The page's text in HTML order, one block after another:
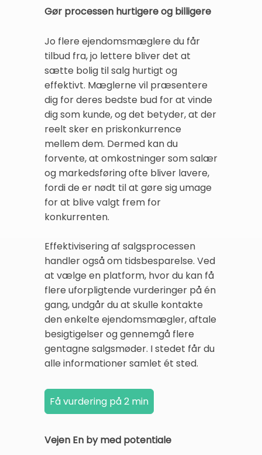
Gør processen hurtigere og billigere
Jo flere ejendomsmæglere du får
tilbud fra, jo lettere bliver det at
sætte bolig til salg hurtigt og
effektivt. Mæglerne vil præsentere
dig for deres bedste bud for at vinde
dig som kunde, og det betyder, at der
reelt sker en priskonkurrence
mellem dem. Dermed kan du
forvente, at omkostninger som salær
og markedsføring ofte bliver lavere,
fordi de er nødt til at gøre sig umage
for at blive valgt frem for
konkurrenten.
Effektivisering af salgsprocessen
handler også om tidsbesparelse. Ved
at vælge en platform, hvor du kan få
flere uforpligtende vurderinger på én
gang, undgår du at skulle kontakte
den enkelte ejendomsmægler, aftale
besigtigelser og gennemgå flere
gentagne salgsmøder. I stedet får du
alle informationer samlet ét sted.
Vejen En by med potentiale